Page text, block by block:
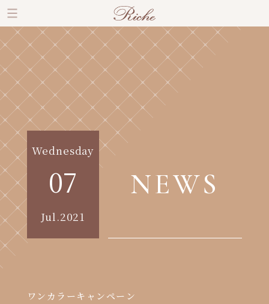
Wednesday
07
Jul.2021
NEWS
ワンカラーキャンペーン